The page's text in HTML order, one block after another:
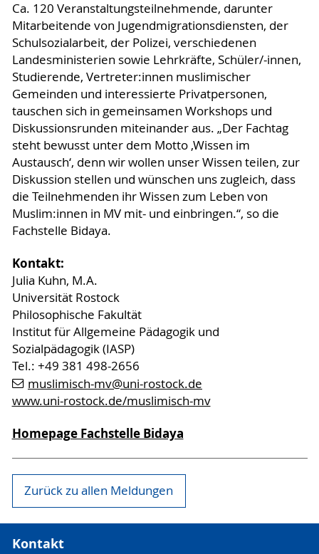
Ca. 120 Veranstaltungsteilnehmende, darunter
Mitarbeitende von Jugendmigrationsdiensten, der
Schulsozialarbeit, der Polizei, verschiedenen
Landesministerien sowie Lehrkräfte, Schüler/-innen,
Studierende, Vertreter:innen muslimischer
Gemeinden und interessierte Privatpersonen,
tauschen sich in gemeinsamen Workshops und
Diskussionsrunden miteinander aus. „Der Fachtag
steht bewusst unter dem Motto ‚Wissen im
Austausch‘, denn wir wollen unser Wissen teilen, zur
Diskussion stellen und wünschen uns zugleich, dass
die Teilnehmenden ihr Wissen zum Leben von
Muslim:innen in MV mit- und einbringen.“, so die
Fachstelle Bidaya.
Kontakt:
Julia Kuhn, M.A.
Universität Rostock
Philosophische Fakultät
Institut für Allgemeine Pädagogik und
Sozialpädagogik (IASP)
Tel.: +49 381 498-2656
muslimisch-mv@uni-rostock.de
www.uni-rostock.de/muslimisch-mv
Homepage Fachstelle Bidaya
Zurück zu allen Meldungen
Kontakt